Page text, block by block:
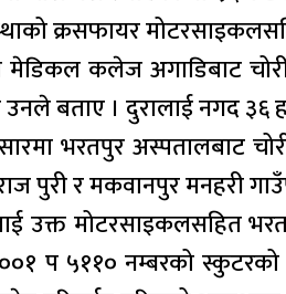
क्रसफायर
कलेज अगाडिबाट
उनले बताए । दुरालाई नगद ३६
भरतपुर अस्पतालबाट
पुरी र मकवानपुर मनहरी
उक्त मोटरसाइकलसहित
प ५११० नम्बरको